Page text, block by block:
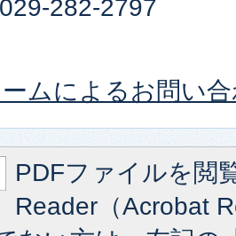
282-2797
ムによるお問い
PDFファイルを閲
Reader（Acrobat